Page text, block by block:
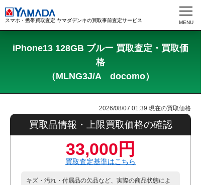
スマホ・携帯買取査定 ヤマダデンキの買取事前査定サービス
iPhone13 128GB ブルー 買取査定・買取価
格
（MLNG3J/A docomo）
2026/08/07 01:39 現在の買取価格
買取品情報・上限買取価格の確認
33,000円
買取査定基準はこちら
キズ・汚れ・付属品の欠品など、実際の商品状態によ